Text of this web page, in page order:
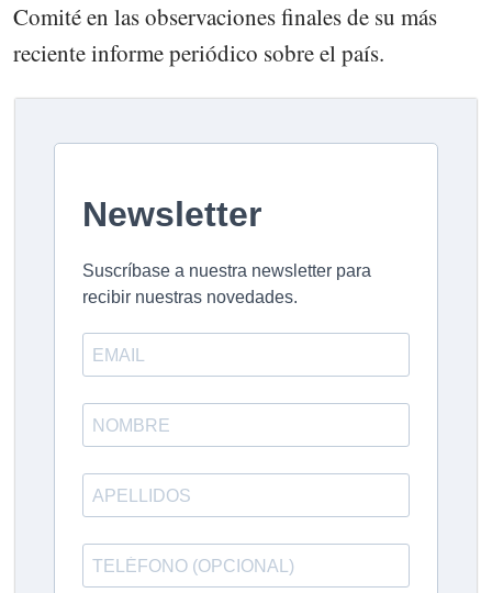
Comité en las observaciones finales de su más
reciente informe periódico sobre el país.